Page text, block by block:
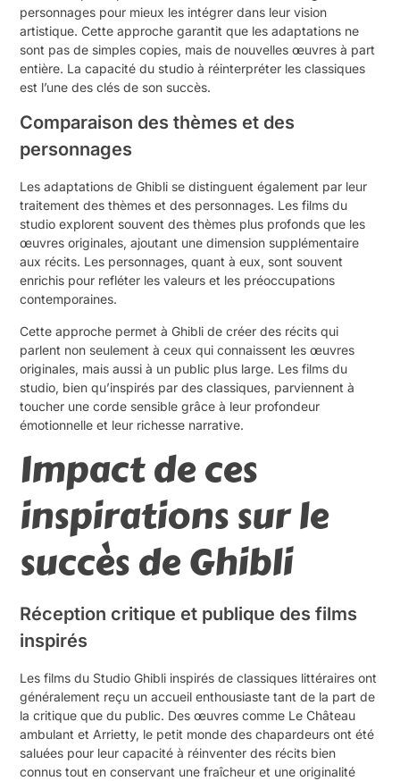
personnages pour mieux les intégrer dans leur vision
artistique. Cette approche garantit que les adaptations ne
sont pas de simples copies, mais de nouvelles œuvres à part
entière. La capacité du studio à réinterpréter les classiques
est l’une des clés de son succès.
Comparaison des thèmes et des
personnages
Les adaptations de Ghibli se distinguent également par leur
traitement des thèmes et des personnages. Les films du
studio explorent souvent des thèmes plus profonds que les
œuvres originales, ajoutant une dimension supplémentaire
aux récits. Les personnages, quant à eux, sont souvent
enrichis pour refléter les valeurs et les préoccupations
contemporaines.
Cette approche permet à Ghibli de créer des récits qui
parlent non seulement à ceux qui connaissent les œuvres
originales, mais aussi à un public plus large. Les films du
studio, bien qu’inspirés par des classiques, parviennent à
toucher une corde sensible grâce à leur profondeur
émotionnelle et leur richesse narrative.
Impact de ces
inspirations sur le
succès de Ghibli
Réception critique et publique des films
inspirés
Les films du Studio Ghibli inspirés de classiques littéraires ont
généralement reçu un accueil enthousiaste tant de la part de
la critique que du public. Des œuvres comme Le Château
ambulant et Arrietty, le petit monde des chapardeurs ont été
saluées pour leur capacité à réinventer des récits bien
connus tout en conservant une fraîcheur et une originalité